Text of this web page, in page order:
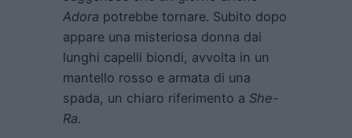
Adora potrebbe tornare. Subito dopo
appare una misteriosa donna dai
lunghi capelli biondi, avvolta in un
mantello rosso e armata di una
spada, un chiaro riferimento a She-
Ra.